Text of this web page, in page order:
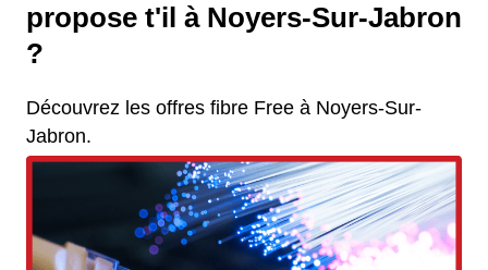
propose t'il à Noyers-Sur-Jabron
?
Découvrez les offres fibre Free à Noyers-Sur-
Jabron.